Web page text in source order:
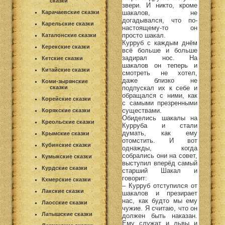
Карачаевские сказки
Карельские сказки
Каталонские сказки
Керекские сказки
Кетские сказки
Китайские сказки
Коми-зырянские
сказки
Корейские сказки
Корякские сказки
Креольские сказки
Крымские сказки
Кубинские сказки
Кумыкские сказки
Курдские сказки
Кхмерские сказки
Лакские сказки
Лаосские сказки
Латышские сказки
звери. И никто, кроме
шакалов, не
догадывался, что по-
настоящему-то он
просто шакал.
Курруб с каждым днём
всё больше и больше
задирал нос. На
шакалов он теперь и
смотреть не хотел,
даже близко не
подпускал их к себе и
обращался с ними, как
с самыми презренными
существами.
Обиделись шакалы на
Курруба и стали
думать, как ему
отомстить. И вот
однажды, когда
собрались они на совет,
выступил вперёд самый
старший Шакал и
говорит:
– Курруб отступился от
шакалов и презирает
нас, как будто мы ему
чужие. Я считаю, что он
должен быть наказан.
Ему служат и львы и